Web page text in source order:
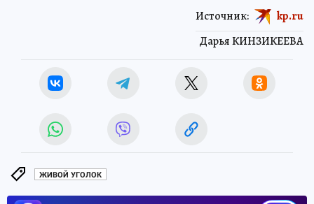
Дарья КИНЗИКЕЕВА
Источник: kp.ru
ЖИВОЙ УГОЛОК